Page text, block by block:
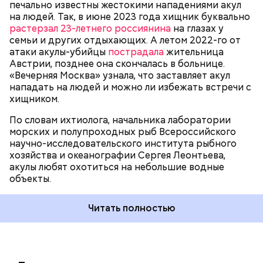
печально известны жестокими нападениями акул
на людей. Так, в июне 2023 года хищник буквально
растерзал 23-летнего россиянина на глазах у
семьи и других отдыхающих. А летом 2022-го от
атаки акулы-убийцы пострадалажительница
Австрии, позднее она скончалась в больнице.
«Вечерняя Москва» узнала, что заставляет акул
нападать на людей и можно ли избежать встречи с
хищником.
По словам ихтиолога, начальника лаборатории
морских и полупроходных рыб Всероссийского
научно-исследовательского института рыбного
хозяйства и океанографии Сергея Леонтьева,
акулы любят охотиться на небольшие водные
объекты.
Читать полностью
Собеседник «Вечерней Москвы» отметил, что еще
несколько лет назад о таких походах даже мечтать
не приходилось, но сегодня это вполне
гидом.
— Ко всем этим рейтингам и часам нужно
относиться скептически, ведь все эти оценки
экспертов, заключения, предположения
ангажированы. Такие заявления кому-то выгодны,
— пояснил эксперт.